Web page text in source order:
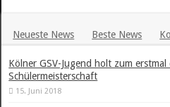
Neueste News Beste News
Kölner GSV-Jugend holt zum
Schülermeisterschaft
15. Juni 2018